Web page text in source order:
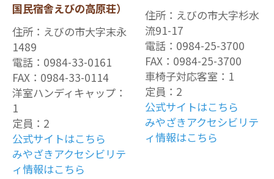
国民宿舎えびの高原荘）
住所：えびの市大字末永
1489
電話：0984-33-0161
FAX：0984-33-0114
洋室ハンディキャップ：
1
定員：2
公式サイトはこちら
みやざきアクセシビリテ
ィ情報はこちら
住所：えびの市大字杉水
流91-17
電話：0984-25-3700
FAX：0984-25-3700
車椅子対応客室：1
定員：2
公式サイトはこちら
みやざきアクセシビリテ
ィ情報はこちら